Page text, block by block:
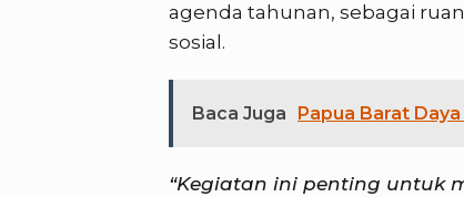
agenda tahunan, sebagai
sosial.
Baca Juga Papua Barat
“Kegiatan ini penting untuk